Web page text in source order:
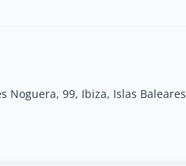
Noguera, 99, Ibiza, Islas Baleares